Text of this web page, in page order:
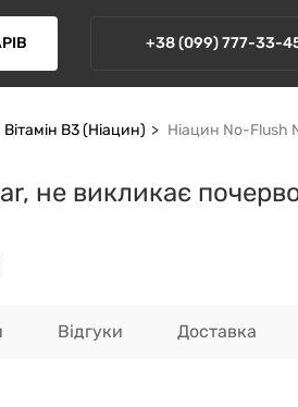
+38 (099) 777-33-
Вітамін В3 (Ніацин) Ніацин No-Flush
не викликає
Відгуки Доставка